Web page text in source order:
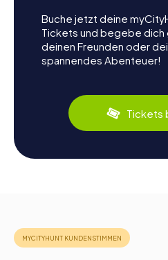
Buche jetzt deine
Tickets und begebe dich
deinen Freunden oder
spannendes Abenteuer!
Tickets